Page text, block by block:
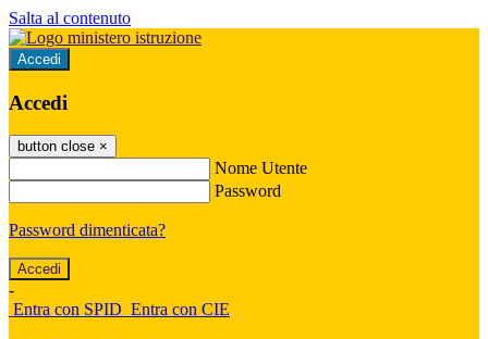
Salta al contenuto
Accedi
Accedi
button close ×
Nome Utente
Password
Password dimenticata?
-
Entra con SPID Entra con CIE